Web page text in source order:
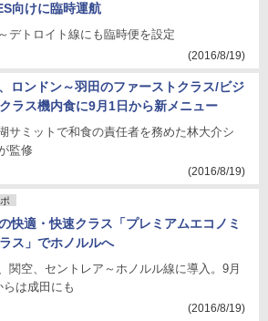
向けに臨時運航
デトロイト線にも臨時便を設定
(2016/8/19)
ロンドン～羽田のファーストクラス/ビジ
ラス機内食に9月1日から新メニュー
サミットで和食の責任者を務めた林大介シ
監修
(2016/8/19)
快適・快速クラス「プレミアムエコノミ
ス」でホノルルへ
関空、セントレア～ホノルル線に導入。9月
らは成田にも
(2016/8/19)